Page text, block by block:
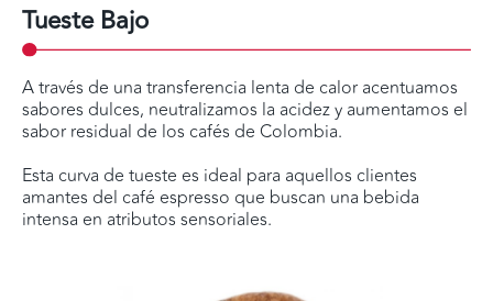
Tueste Bajo
A través de una transferencia lenta de calor acentuamos
sabores dulces, neutralizamos la acidez y aumentamos el
sabor residual de los cafés de Colombia.
Esta curva de tueste es ideal para aquellos clientes
amantes del café espresso que buscan una bebida
intensa en atributos sensoriales.